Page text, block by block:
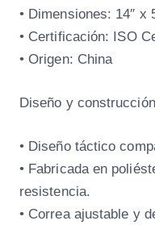
• Dimensiones: 14″ x
• Certificación: ISO
• Origen: China
Diseño y construcción
• Diseño táctico
• Fabricada en
resistencia.
• Correa ajustable y